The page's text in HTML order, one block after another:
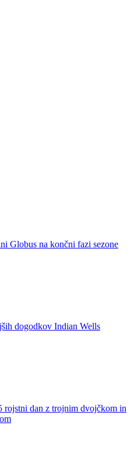
Globus na končni fazi sezone
dogodkov Indian Wells
rojstni dan z trojnim dvojčkom in